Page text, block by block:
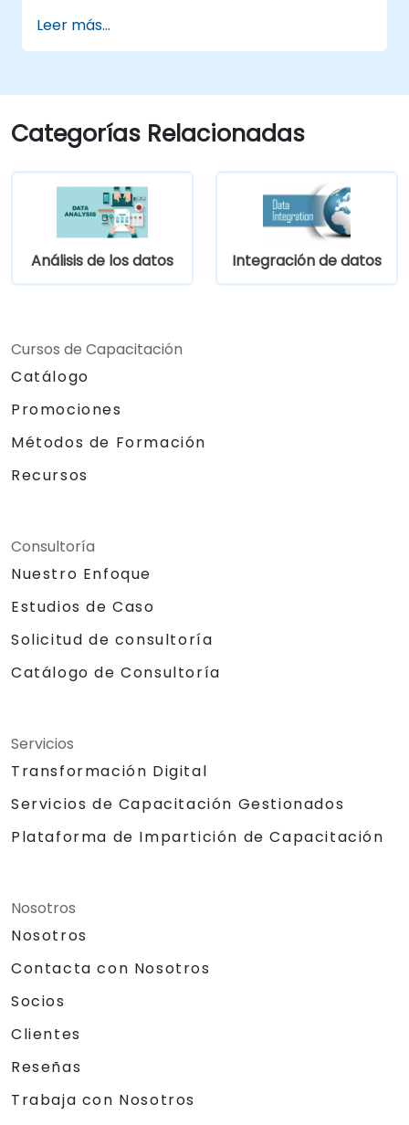
Integrar cualquier aplicación, base de
datos, API o servicio web.
aplicaciones heterogéneas.
Incorporar bibliotecas de código Java
existentes para extender los proyectos.
de la comunidad para ampliar los
proyectos.
Integrar rápidamente sistemas,
aplicaciones y fuentes de datos dentro
del entorno Eclipse con funcionalidad de
costes de mantenimiento mediante la
generación de código optimizado y
reutilizable.
Leer más...
Categorías Relacionadas
Análisis de los datos Integración de datos
Cursos de Capacitación
Catálogo
Promociones
Métodos de Formación
Recursos
Consultoría
Nuestro Enfoque
Estudios de Caso
Solicitud de consultoría
Catálogo de Consultoría
Servicios
Transformación Digital
Servicios de Capacitación Gestionados
Plataforma de Impartición de Capacitación
Nosotros
Nosotros
Contacta con Nosotros
Socios
Clientes
Reseñas
Trabaja con Nosotros